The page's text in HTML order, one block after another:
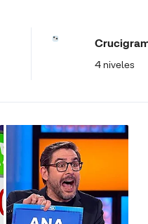
4 niveles